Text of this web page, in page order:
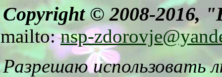
Copyright © 2008-2016,
mailto:nsp-
Разрешаю использовать